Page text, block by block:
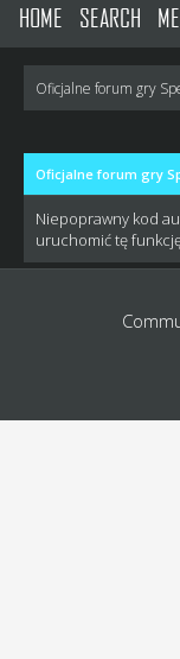
HOME SEARCH
Oficjalne forum gry
Oficjalne forum gry
Niepoprawny kod
uruchomić tę